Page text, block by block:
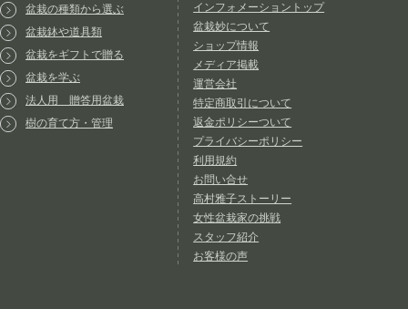
盆栽の種類から選ぶ
盆栽鉢や道具類
盆栽をギフトで贈る
盆栽を学ぶ
法人用 贈答用盆栽
樹の育て方・管理
インフォメーショントップ
盆栽妙について
ショップ情報
メディア掲載
運営会社
特定商取引について
返金ポリシーついて
プライバシーポリシー
利用規約
お問い合せ
高村雅子ストーリー
女性盆栽家の挑戦
スタッフ紹介
お客様の声